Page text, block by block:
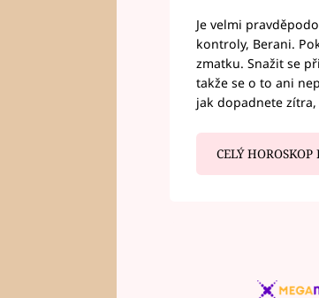
Je velmi
kontroly, Berani.
zmatku. Snažit se
takže se o to ani
jak dopadnete
CELÝ